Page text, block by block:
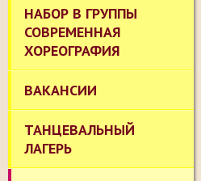
НАБОР В ГРУППЫ
СОВРЕМЕННАЯ
ХОРЕОГРАФИЯ
ВАКАНСИИ
ТАНЦЕВАЛЬНЫЙ
ЛАГЕРЬ